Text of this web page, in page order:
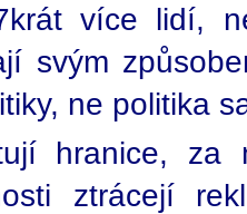
více lidí,
svým
ne politika
hranice, za
ztrácejí